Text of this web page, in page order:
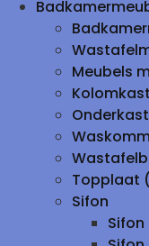
Meubels
Topplaat
Sifon
Sifon